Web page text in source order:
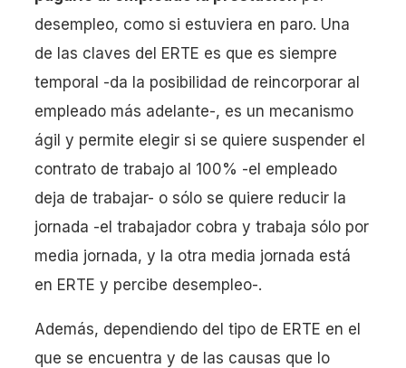
desempleo, como si estuviera en paro. Una
de las claves del ERTE es que es siempre
temporal -da la posibilidad de reincorporar al
empleado más adelante-, es un mecanismo
ágil y permite elegir si se quiere suspender el
contrato de trabajo al 100% -el empleado
deja de trabajar- o sólo se quiere reducir la
jornada -el trabajador cobra y trabaja sólo por
media jornada, y la otra media jornada está
en ERTE y percibe desempleo-.
Además, dependiendo del tipo de ERTE en el
que se encuentra y de las causas que lo